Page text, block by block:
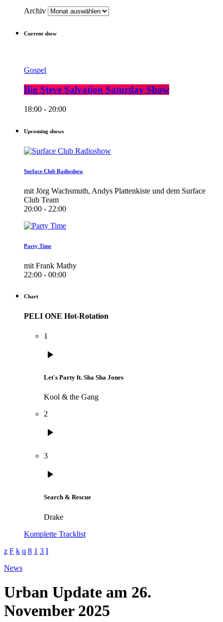
Archiv
Current show
Gospel
Big Steve Salvation Saturday Show
18:00 - 20:00
Upcoming shows
Surface Club Radioshow
mit Jörg Wachsmuth, Andys Plattenkiste und dem Surface
Club Team
20:00 - 22:00
Party Time
mit Frank Mathy
22:00 - 00:00
Chart
PELI ONE Hot-Rotation
1
play_arrow
Let's Party ft. Sha Sha Jones
Kool & the Gang
2
play_arrow
3
play_arrow
Search & Rescue
Drake
Komplette Tracklist
News
Urban Update am 26.
November 2025